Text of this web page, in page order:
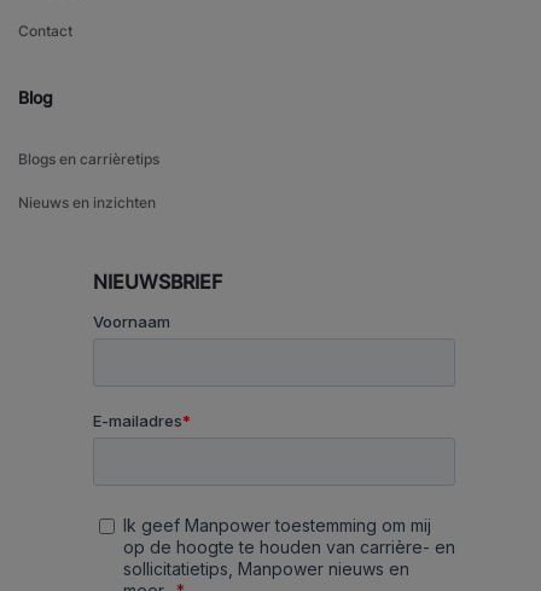
Contact
Blog
Blogs en carrièretips
Nieuws en inzichten
NIEUWSBRIEF